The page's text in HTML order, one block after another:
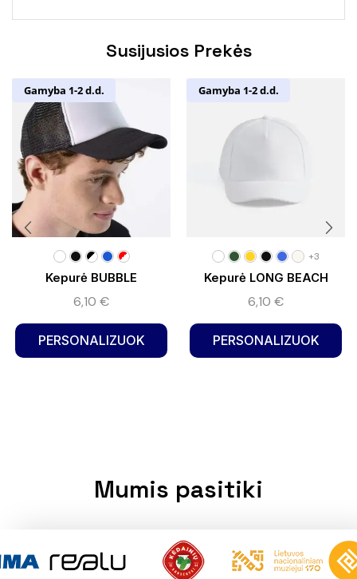
Susijusios Prekės
Gamyba 1-2 d.d.
Kepurė BUBBLE
6,10 €
PERSONALIZUOK
Gamyba 1-2 d.d.
+3
Kepurė LONG BEACH
6,10 €
PERSONALIZUOK
Mumis pasitiki